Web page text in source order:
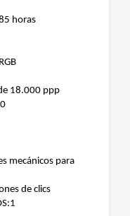
horas
18.000 ppp
mecánicos para
de clics